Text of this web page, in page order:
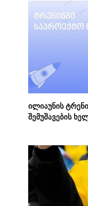
ილიაუნის
შემუშავების